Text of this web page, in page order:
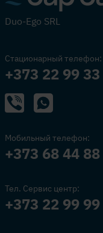
Duo-Ego SRL
Стационарный телефон:
+373 22 99
Мобильный телефон:
+373 68 44
Тел. Сервис центр:
+373 22 99